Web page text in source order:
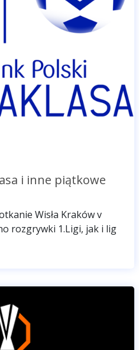
i inne piątkowe
Wisła Kraków v
rozgrywki 1.Ligi, jak i lig